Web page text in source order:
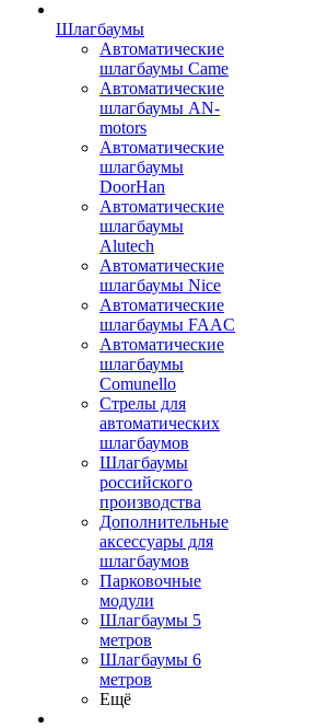
Шлагбаумы
Автоматические
шлагбаумы Came
Автоматические
шлагбаумы AN-
motors
Автоматические
шлагбаумы
DoorHan
Автоматические
шлагбаумы
Alutech
Автоматические
шлагбаумы Nice
Автоматические
шлагбаумы FAAC
Автоматические
шлагбаумы
Comunello
Стрелы для
автоматических
шлагбаумов
Шлагбаумы
российского
производства
Дополнительные
аксессуары для
шлагбаумов
Парковочные
модули
Шлагбаумы 5
метров
Шлагбаумы 6
метров
Ещё